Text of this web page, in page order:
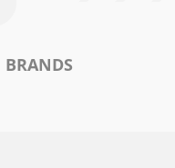
BRANDS